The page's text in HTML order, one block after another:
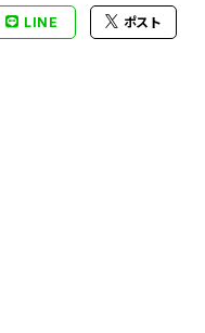
LINE ポスト